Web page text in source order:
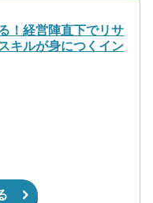
！経営陣直下でリサ
キルが身につくイン